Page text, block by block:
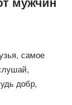
мужчин
самое
добр,